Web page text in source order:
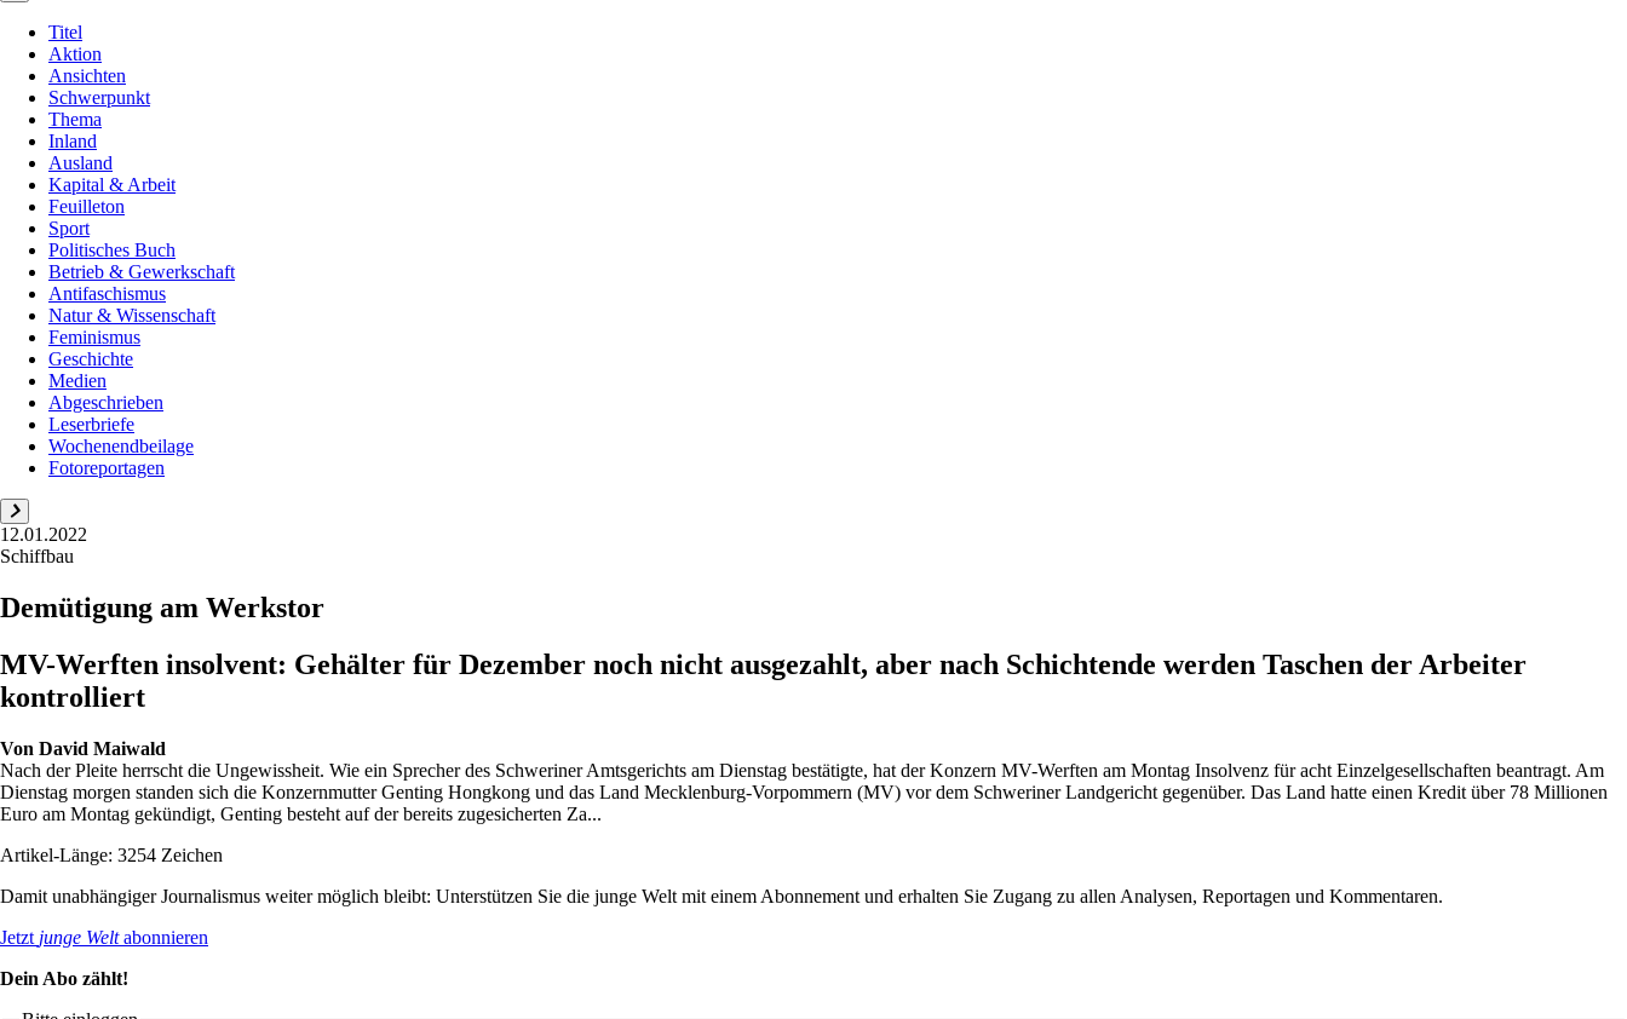
Titel
Aktion
Ansichten
Schwerpunkt
Thema
Inland
Ausland
Kapital & Arbeit
Feuilleton
Sport
Politisches Buch
Betrieb & Gewerkschaft
Antifaschismus
Natur & Wissenschaft
Feminismus
Geschichte
Medien
Abgeschrieben
Leserbriefe
Wochenendbeilage
Fotoreportagen
12.01.2022
Schiffbau
Demütigung am Werkstor
MV-Werften insolvent: Gehälter für Dezember noch nicht ausgezahlt, aber nach Schichtende werden Taschen der Arbeiter
kontrolliert
Von David Maiwald
Nach der Pleite herrscht die Ungewissheit. Wie ein Sprecher des Schweriner Amtsgerichts am Dienstag bestätigte, hat der Konzern MV-Werften am Montag Insolvenz für acht Einzelgesellschaften beantragt. Am
Dienstag morgen standen sich die Konzernmutter Genting Hongkong und das Land Mecklenburg-Vorpommern (MV) vor dem Schweriner Landgericht gegenüber. Das Land hatte einen Kredit über 78 Millionen
Euro am Montag gekündigt, Genting besteht auf der bereits zugesicherten Za...
Artikel-Länge: 3254 Zeichen
Damit unabhängiger Journalismus weiter möglich bleibt: Unterstützen Sie die junge Welt mit einem Abonnement und erhalten Sie Zugang zu allen Analysen, Reportagen und Kommentaren.
Jetzt junge Weltabonnieren
Dein Abo zählt!